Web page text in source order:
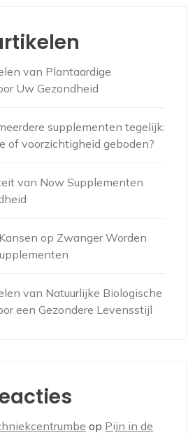
van Plantaardige
Uw Gezondheid
supplementen tegelijk:
of voorzichtigheid geboden?
van Now Supplementen
op Zwanger Worden
van Natuurlijke Biologische
een Gezondere Levensstijl
op Pijn in de